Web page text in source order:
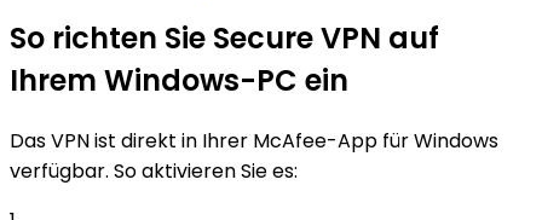
So richten Sie Secure VPN auf
Ihrem Windows-PC ein
Das VPN ist direkt in Ihrer McAfee-App für Windows
verfügbar. So aktivieren Sie es: